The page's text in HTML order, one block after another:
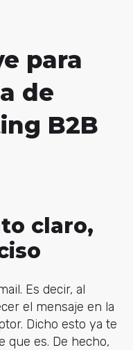
para
de
B2B
claro,
Es decir, al
el mensaje en la
Dicho esto ya te
que es. De hecho,